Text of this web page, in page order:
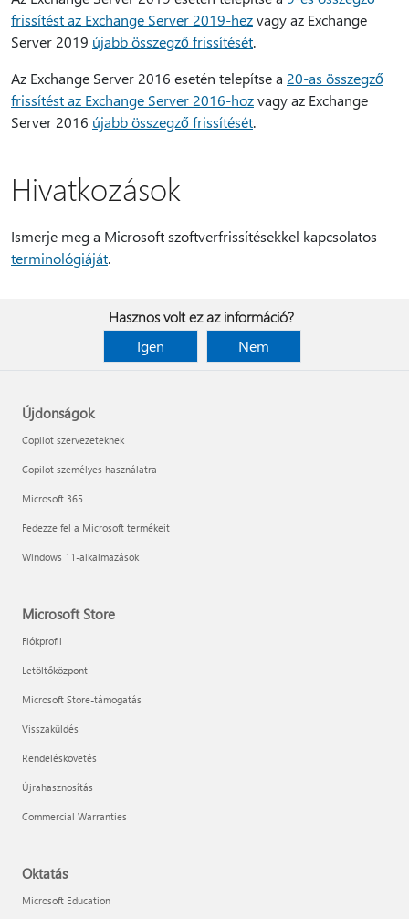
frissítést az Exchange Server 2019-hezvagy az Exchange
Server 2019 újabb összegző frissítését.
Az Exchange Server 2016 esetén telepítse a 20-as összegző
frissítést az Exchange Server 2016-hozvagy az Exchange
Server 2016 újabb összegző frissítését.
Hivatkozások
Ismerje meg a Microsoft szoftverfrissítésekkel kapcsolatos
terminológiáját.
Hasznos volt ez az információ?
Igen
Nem
Újdonságok
Copilot szervezeteknek
Copilot személyes használatra
Microsoft 365
Fedezze fel a Microsoft termékeit
Windows 11-alkalmazások
Microsoft Store
Fiókprofil
Letöltőközpont
Microsoft Store-támogatás
Visszaküldés
Rendeléskövetés
Újrahasznosítás
Commercial Warranties
Oktatás
Microsoft Education